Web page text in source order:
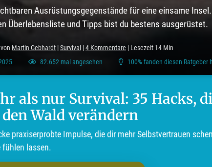
Ausrüstungsgegenstände für eine einsame
Überlebensliste und Tipps bist du bestens ausgerüstet.
von Martin Gebhardt |Survival |4 Kommentare | Lesezeit 14 Min
82.652 mal angesehen 100% fanden diesen Ratgeber
als nur Survival: 35 Hacks,
Wald verändern
praxiserprobte Impulse, die dir mehr Selbstvertrauen
fühlen lassen.